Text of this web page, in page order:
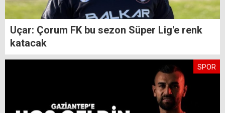
Uçar: Çorum FK bu sezon Süper Lig'e renk
katacak
SPOR